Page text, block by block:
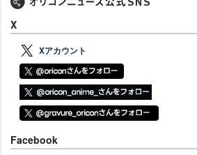
X
Xアカウント
Facebook